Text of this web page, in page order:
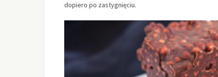
dopiero po zastygnięciu.